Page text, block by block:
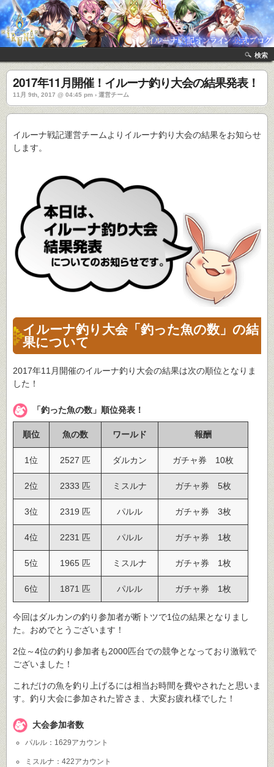
検索
2017年11月開催！イルーナ釣り大会の結果発表！
11月 9th, 2017 @ 04:45 pm › 運営チーム
イルーナ戦記運営チームよりイルーナ釣り大会の結果をお知らせ
します。
イルーナ釣り大会「釣った魚の数」の結
果について
2017年11月開催のイルーナ釣り大会の結果は次の順位となりま
した！
「釣った魚の数」順位発表！
順位 魚の数 ワールド 報酬
1位 2527 匹 ダルカン ガチャ券 10枚
2位 2333 匹 ミスルナ ガチャ券 5枚
3位 2319 匹 パルル ガチャ券 3枚
4位 2231 匹 パルル ガチャ券 1枚
5位 1965 匹 ミスルナ ガチャ券 1枚
6位 1871 匹 パルル ガチャ券 1枚
今回はダルカンの釣り参加者が断トツで1位の結果となりまし
た。おめでとうございます！
2位～4位の釣り参加者も2000匹台での競争となっており激戦で
ございました！
これだけの魚を釣り上げるには相当お時間を費やされたと思いま
す。釣り大会に参加された皆さま、大変お疲れ様でした！
大会参加者数
パルル：1629アカウント
ミスルナ：422アカウント